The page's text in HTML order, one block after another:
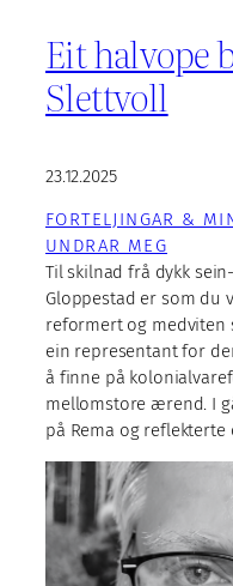
Eit halvope
Slettvoll
23.12.2025
FORTELJINGAR &
UNDRAR MEG
Til skilnad frå dykk
Gloppestad er som du
reformert og medviten
ein representant for
å finne på
mellomstore ærend. I
på Rema og reflekterte